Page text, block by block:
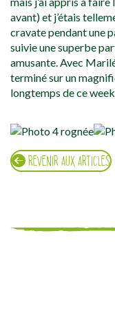
avant) et j’étais
cravate pendant une
suivie une superbe
amusante. Avec
terminé sur un
longtemps de ce
REVENIR AUX ARTICLES